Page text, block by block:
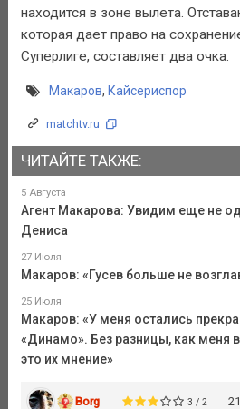
находится в зоне вылета.
которая дает право на
Суперлиге, составляет два очка.
Макаров, Кайсериспор
matchtv.ru
ЧИТАЙТЕ ТАКЖЕ:
5 Августа
Агент Макарова: Увидим еще не
Дениса
27 Июля
Макаров: «Гусев больше не
25 Июля
Макаров: «У меня остались
«Динамо». Без разницы, как меня
это их мнение»
Borg 3 / 2